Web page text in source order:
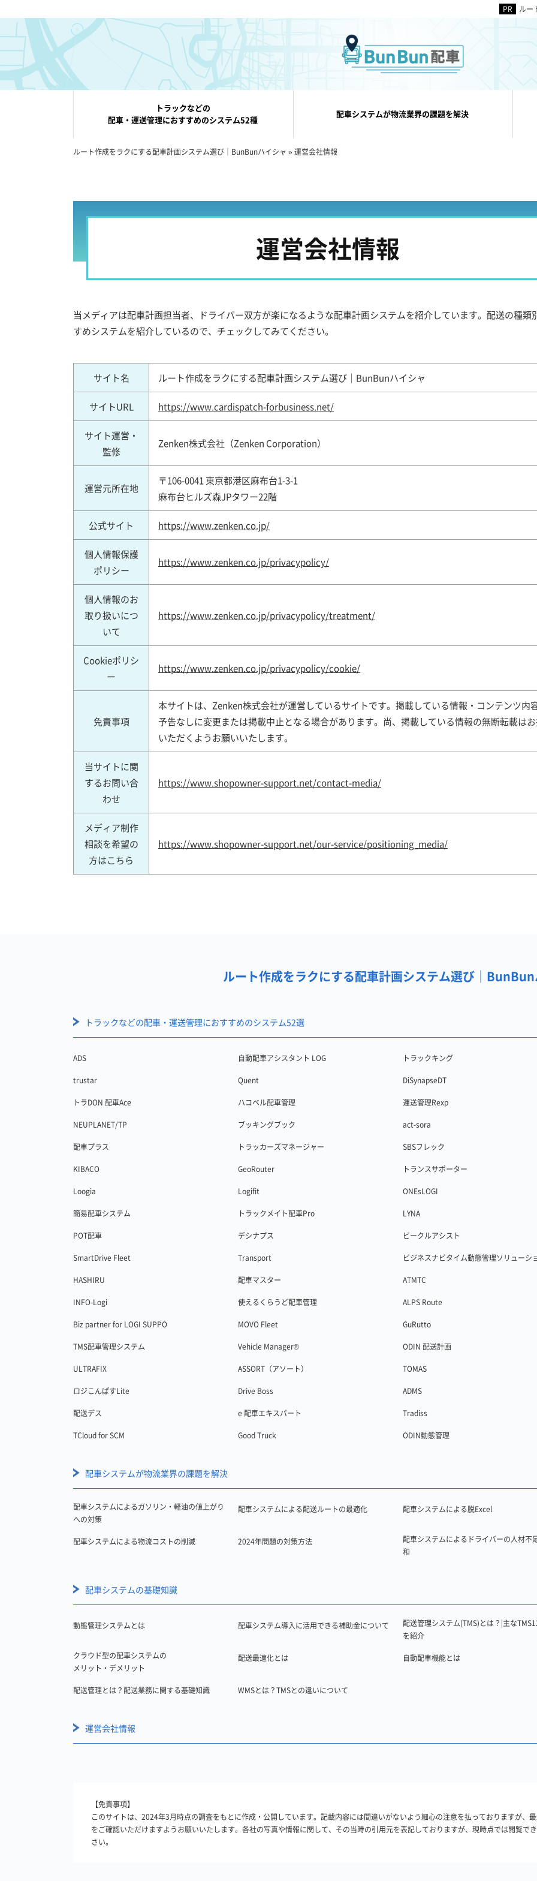
ルー
トラックなどの
配車・運送管理におすすめのシステム52種
配車システムが物流業界の課題を解決
ルート作成をラクにする配車計画システム選び｜BunBunハイシャ »運営会社情報
運営会社情報
当メディアは配車計画担当者、ドライバー双方が楽になるような配車計画システムを紹介しています。配送の種類
すめシステムを紹介しているので、チェックしてみてください。
サイト名 ルート作成をラクにする配車計画システム選び｜BunBunハイシャ
サイトURL https://www.cardispatch-forbusiness.net/
サイト運営・
監修
Zenken株式会社（Zenken Corporation）
運営元所在地
〒106-0041 東京都港区麻布台1-3-1
麻布台ヒルズ森JPタワー22階
公式サイト https://www.zenken.co.jp/
個人情報保護
ポリシー
https://www.zenken.co.jp/privacypolicy/
個人情報のお
取り扱いにつ
いて
https://www.zenken.co.jp/privacypolicy/treatment/
Cookieポリシ
ー
https://www.zenken.co.jp/privacypolicy/cookie/
免責事項
本サイトは、Zenken株式会社が運営しているサイトです。掲載している情報・コンテンツ内容
予告なしに変更または掲載中止となる場合があります。尚、掲載している情報の無断転載はお
いただくようお願いいたします。
当サイトに関
するお問い合
わせ
https://www.shopowner-support.net/contact-media/
メディア制作
相談を希望の
方はこちら
https://www.shopowner-support.net/our-service/positioning_media/
ルート作成をラクにする配車計画システム選び｜
トラックなどの配車・運送管理におすすめのシステム52選
ADS 自動配車アシスタント LOG トラックキング
trustar Quent DiSynapseDT
トラDON 配車Ace ハコベル配車管理 運送管理Rexp
NEUPLANET/TP ブッキングブック act-sora
配車プラス トラッカーズマネージャー SBSフレック
KIBACO GeoRouter トランスサポーター
Loogia Logifit ONEsLOGI
簡易配車システム トラックメイト配車Pro LYNA
POT配車 デシナプス ビークルアシスト
SmartDrive Fleet Transport ビジネスナビタイム動態管理ソリューシ
HASHIRU 配車マスター ATMTC
INFO-Logi 使えるくらうど配車管理 ALPS Route
Biz partner for LOGI SUPPO MOVO Fleet GuRutto
TMS配車管理システム Vehicle Manager® ODIN 配送計画
ULTRAFIX ASSORT（アソート） TOMAS
ロジこんぱすLite Drive Boss ADMS
配送デス e 配車エキスパート Tradiss
TCloud for SCM Good Truck ODIN動態管理
配車システムが物流業界の課題を解決
配車システムによるガソリン・軽油の値上がり
への対策
配車システムによる配送ルートの最適化 配車システムによる脱Excel
配車システムによる物流コストの削減 2024年問題の対策方法
配車システムによるドライバーの人材不
和
配車システムの基礎知識
動態管理システムとは 配車システム導入に活用できる補助金について
配送管理システム(TMS)とは？|主な
を紹介
クラウド型の配車システムの
メリット・デメリット
配送最適化とは 自動配車機能とは
配送管理とは？配送業務に関する基礎知識 WMSとは？TMSとの違いについて
運営会社情報
【免責事項】
このサイトは、2024年3月時点の調査をもとに作成・公開しています。記載内容には間違いがないよう細心の注意を払っておりますが、
をご確認いただけますようお願いいたします。各社の写真や情報に関して、その当時の引用元を表記しておりますが、現時点では閲覧で
さい。